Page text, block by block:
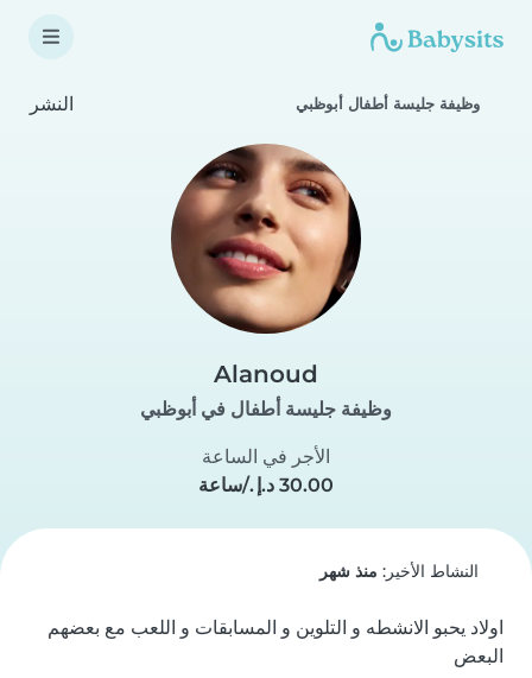
وظيفة جليسة أطفال أبوظبي النشر
Alanoud
وظيفة جليسة أطفال في أبوظبي
الأجر في الساعة
النشاط الأخير: منذ شهر
البعض